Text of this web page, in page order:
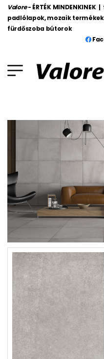
Valore - ÉRTÉK
padlólapok, mozaik
fürdőszoba bútorok